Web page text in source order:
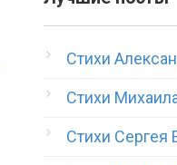
Стихи
Стихи
Стихи Сергея